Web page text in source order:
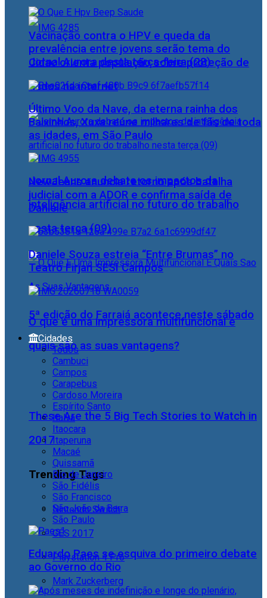
Cidac orienta população sobre proteção de
dados na internet
Jornal Aurora debate os impactos da
inteligência artificial no futuro do trabalho
nesta terça (09)
O que é uma impressora multifuncional e
quais são as suas vantagens?
These Are the 5 Big Tech Stories to Watch in
2017
Trending Tags
Nintendo Switch
CES 2017
Playstation 4 Pro
Mark Zuckerberg
Vacinação contra o HPV e queda da
prevalência entre jovens serão tema do
Jornal Aurora desta terça-feira (28)
Último Voo da Nave, da eterna rainha dos
Baixinhos, Xuxa reúne milhares de fãs de toda
as idades, em São Paulo
NewJeans anuncia retorno após batalha
judicial com a ADOR e confirma saída de
Danielle
Daniele Souza estreia “Entre Brumas” no
Teatro Firjan SESI Campos
5ª edição do Farraiá acontece neste sábado
Cidades
Todos
Cambuci
Campos
Carapebus
Cardoso Moreira
Espírito Santo
Italva
Itaocara
Itaperuna
Macaé
Quissamã
Rio de Janeiro
São Fidélis
São Francisco
São João da Barra
São Paulo
Eduardo Paes se esquiva do primeiro debate
ao Governo do Rio